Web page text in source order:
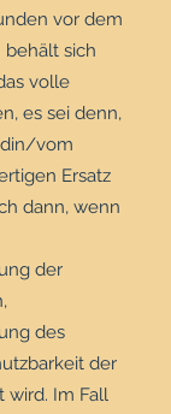
vor dem
behält sich
volle
es sei denn,
vom
Ersatz
dann, wenn
der
des
der
wird. Im Fall